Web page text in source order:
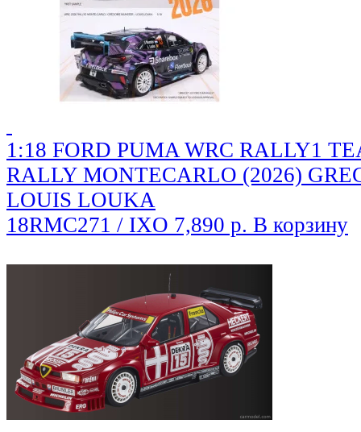
1:18 FORD PUMA WRC RALLY1
RALLY MONTECARLO (2026)
LOUIS LOUKA
18RMC271 / IXO 7,890 р. В корзину